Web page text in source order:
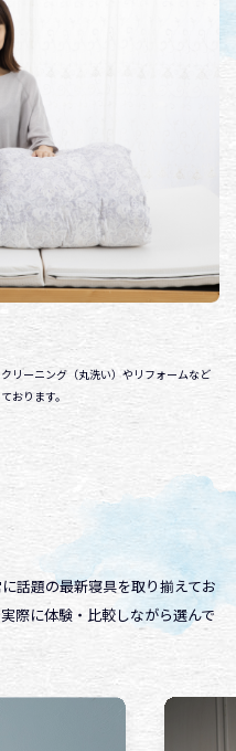
リーニング（丸洗い）やリフォームなど
おります。
話題の最新寝具を取り揃えてお
際に体験・比較しながら選んで